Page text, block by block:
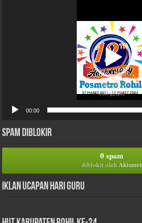
00:00
Spam Diblokir
0 spam
diblokir oleh Akismet
Iklan Ucapan Hari Guru